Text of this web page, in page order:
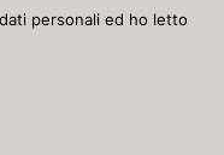
personali ed ho letto